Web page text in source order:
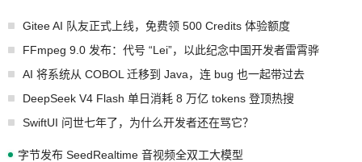
Gitee AI 队友正式上线，免费领 500 Credits 体验额度
FFmpeg 9.0 发布：代号 “Lei”，以此纪念中国开发者雷霄骅
AI 将系统从 COBOL 迁移到 Java，连 bug 也一起带过去
DeepSeek V4 Flash 单日消耗 8 万亿 tokens 登顶热搜
SwiftUI 问世七年了，为什么开发者还在骂它？
字节发布 SeedRealtime 音视频全双工大模型